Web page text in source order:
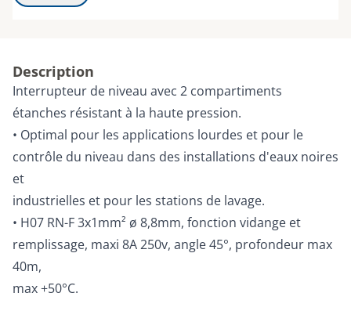
Description
Interrupteur de niveau avec 2 compartiments
étanches résistant à la haute pression.
• Optimal pour les applications lourdes et pour le
contrôle du niveau dans des installations d'eaux noires
et
industrielles et pour les stations de lavage.
• H07 RN-F 3x1mm² ø 8,8mm, fonction vidange et
remplissage, maxi 8A 250v, angle 45°, profondeur max
40m,
max +50°C.